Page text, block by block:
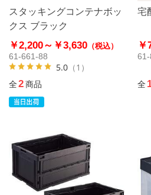
スタッキングコンテナボッ
クス ブラック
￥2,200～ ￥3,630 （税込）
61-661-88
5.0 （1）
全2商品
宅
￥
全